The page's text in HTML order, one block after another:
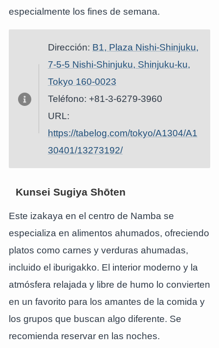
especialmente los fines de semana.
Dirección: B1, Plaza Nishi-Shinjuku,
7-5-5 Nishi-Shinjuku, Shinjuku-ku,
Tokyo 160-0023
Teléfono: +81-3-6279-3960
URL:
https://tabelog.com/tokyo/A1304/A1
30401/13273192/
Kunsei Sugiya Shōten
Este izakaya en el centro de Namba se
especializa en alimentos ahumados, ofreciendo
platos como carnes y verduras ahumadas,
incluido el iburigakko. El interior moderno y la
atmósfera relajada y libre de humo lo convierten
en un favorito para los amantes de la comida y
los grupos que buscan algo diferente. Se
recomienda reservar en las noches.